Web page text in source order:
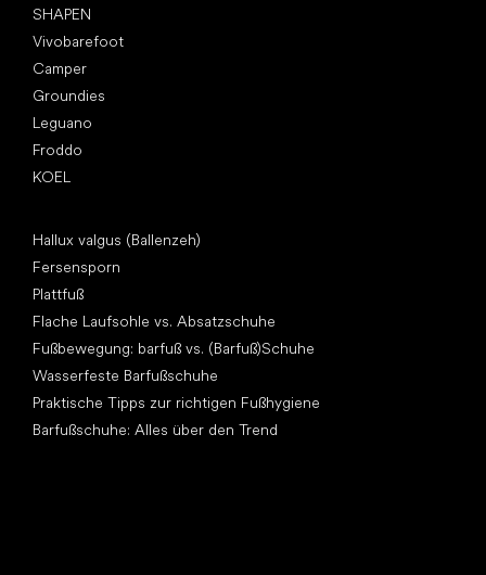
SHAPEN
Vivobarefoot
Camper
Groundies
Leguano
Froddo
KOEL
Hallux valgus (Ballenzeh)
Fersensporn
Plattfuß
Flache Laufsohle vs. Absatzschuhe
Fußbewegung: barfuß vs. (Barfuß)Schuhe
Wasserfeste Barfußschuhe
Praktische Tipps zur richtigen Fußhygiene
Barfußschuhe: Alles über den Trend